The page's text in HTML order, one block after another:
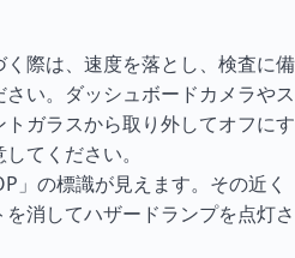
際は、速度を落とし、検査に備
い。ダッシュボードカメラやス
ガラスから取り外してオフにす
てください。
」の標識が見えます。その近く
消してハザードランプを点灯さ